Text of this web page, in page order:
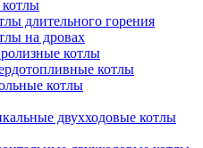
длительного горения
на дровах
котлы
котлы
котлы
двухходовые котлы